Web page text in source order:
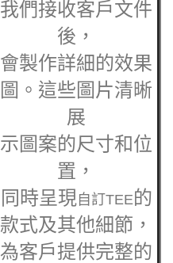
我們接收客戶文件
後，
會製作詳細的效果
圖。這些圖片清晰
展
示圖案的尺寸和位
置，
同時呈現 自訂TEE的
款式及其他細節，
為客戶提供完整的